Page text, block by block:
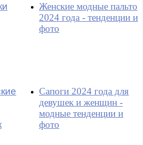
Женские модные пальто
2024 года - тенденции и
фото
Сапоги 2024 года для
девушек и женщин -
модные тенденции и
фото